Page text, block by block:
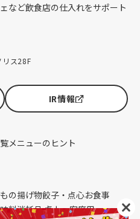
など飲食店の仕入れをサポート
リス28F
IR情報
メニューのヒント
の揚げ物餃子・点心お食事
料消耗品 卓上・客席用